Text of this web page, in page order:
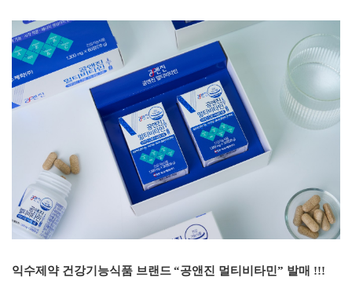
익수제약 건강기능식품 브랜드“공앤진 멀티비타민” 발매 !!!